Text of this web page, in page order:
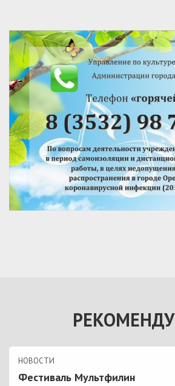
НОВОСТИ
Фестиваль Мультфилин